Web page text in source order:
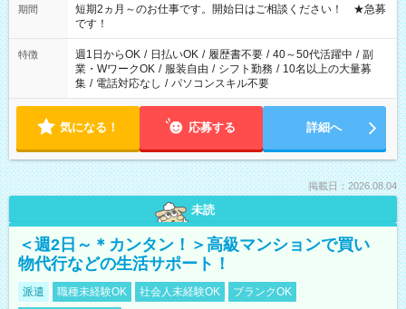
い」など ご希望にあったお仕事をご案内いたします。 ※未経験
の方の場合は1～2ヶ月間は日中での仕事を経験いただき、 お
仕事に慣れてからの夜勤になります。 ★家庭の都合でお休みが
必要な場合も遠慮なくご相談ください。
期間
短期2ヵ月～のお仕事です。開始日はご相談ください！ ★急募
です！
特徴 週1日からOK / 日払いOK / 履歴書不要 / 40～50代活躍中 / 副
業・WワークOK / 服装自由 / シフト勤務 / 10名以上の大量募
集 / 電話対応なし / パソコンスキル不要
気になる！ 応募する 詳細へ
掲載日：2026.08.04
未読
＜週2日～＊カンタン！＞高級マンションで買い
物代行などの生活サポート！
派遣 職種未経験OK 社会人未経験OK
ブランクOK